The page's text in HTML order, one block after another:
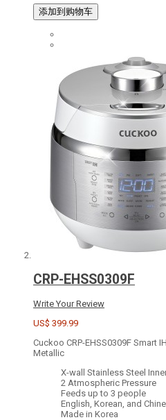
添加到购物车
CRP-EHSS0309F
Write Your Review
US$ 399.99
Cuckoo CRP-EHSS0309F Smart
Metallic
X-wall Stainless Steel
2 Atmospheric Pressure
Feeds up to 3 people
English, Korean, and
Made in Korea